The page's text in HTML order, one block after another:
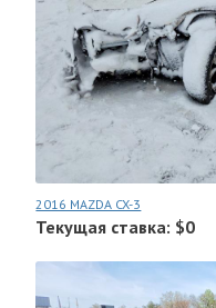
2016 MAZDA CX-3
Текущая ставка: $0